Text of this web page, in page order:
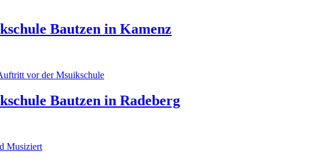
Bautzen in Kamenz
Bautzen in Radeberg